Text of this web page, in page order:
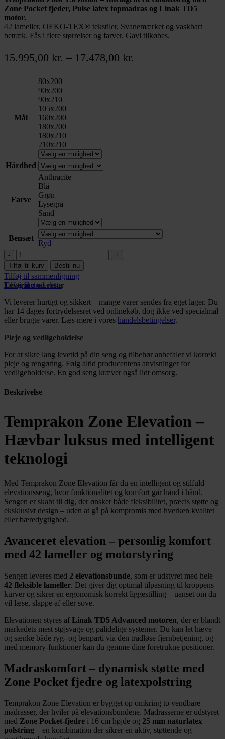
Zone Pocket fjeder, Pulse latex topmadras og Linak TD5
motor.
42 lameller, OEKO-TEX® tekstiler, Svanemærket og vaskbart
betræk. Fås i flere størrelser og farver. Gavl tilkøbes.
15.995,00 kr. – 17.478,00 kr.
Mål
80x200
90x200
90x210
105x200
160x200
180x200
180x210
210x210
Hårdhed
Farve
Anthracite
Blå
Grøn
Lysegrå
Sand
Bensæt
Ryd
Temprakon
Zone
Elevation
antal
Tilføj til kurv Bestil nu
Tilføj til sammenligning
Tilføj til ønskeliste
Levering og retur
Vi leverer hurtigt og sikkert – mange varer sendes fra eget lager. Du
har 14 dages fortrydelsesret ved onlinekøb, dog ikke ved specialmål
eller brugte varer. Læs mere i vores handelsbetingelser.
Pleje og vedligeholdelse
For at sikre lang levetid på din seng og tilbehør anbefaler vi korrekt
pleje og rengøring. Følg altid producentens anvisninger for
vedligeholdelse. En god seng kræver også lidt omsorg.
Beskrivelse
Temprakon Zone Elevation –
Hævbar luksus med intelligent
teknologi
Med Temprakon Zone Elevation får du en intelligent og stilfuld
elevationsseng, hvor funktionalitet og komfort går hånd i hånd.
Sengen er skabt til dig, der ønsker både fleksibilitet, præcis støtte og
eksklusivt design – uden at gå på kompromis med hverken kvalitet
eller bæredygtighed.
Avanceret elevation – personlig komfort
med 42 lameller og motorstyring
Sengen leveres med 2 elevationsbunde, som er udstyret med hele
42 fleksible lameller. Det giver dig optimal tilpasning til kroppens
kurver og sikrer en ergonomisk korrekt liggestilling – uanset om du
vil læse, slappe af eller sove.
Elevationen styres af Linak TD5 Advanced motoren, der er blandt
markedets mest støjsvage og pålidelige systemer. Du kan let hæve
og sænke både ryg- og benparti via den trådløse fjernbetjening, og
med memory-funktioner kan du gemme dine foretrukne positioner.
Madraskomfort – dynamisk støtte med
Zone Pocket fjedre og latexpolstring
Temprakon Zone Elevation er bygget op omkring to vendbare
madrasser, der hviler på elevationsbundene. Madrasserne er udstyret
med Zone Pocket-fjedre i 16 cm højde og 25 mm naturlatex
polstring – en kombination der sikrer en aktiv, støttende og